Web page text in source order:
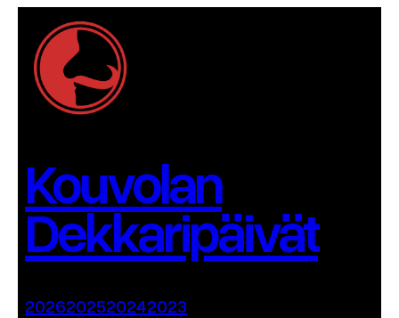
sisältöön
Kouvolan
Dekkaripäivät
2026202520242023